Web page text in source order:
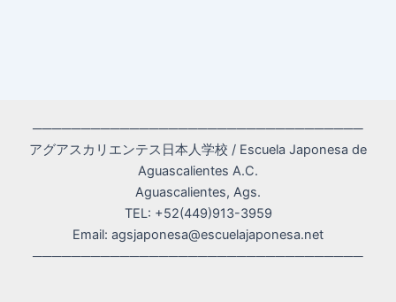
──────────────────────────────────
アグアスカリエンテス日本人学校 / Escuela Japonesa de
Aguascalientes A.C.
Aguascalientes, Ags.
TEL: +52(449)913-3959
Email: agsjaponesa@escuelajaponesa.net
──────────────────────────────────